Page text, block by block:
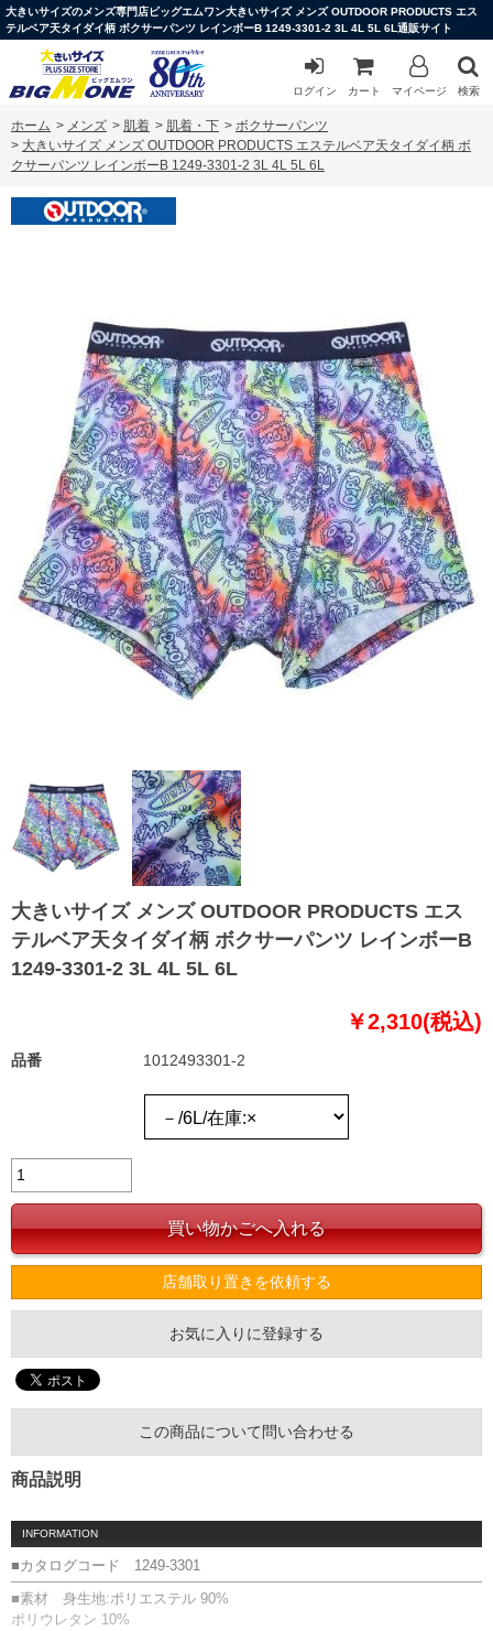
大きいサイズのメンズ専門店ビッグエムワン大きいサイズ メンズ OUTDOOR PRODUCTS エス
テルベア天タイダイ柄 ボクサーパンツ レインボーB 1249-3301-2 3L 4L 5L 6L通販サイト
ログイン カート マイページ 検索
ホーム > メンズ > 肌着 > 肌着・下 > ボクサーパンツ
> 大きいサイズ メンズ OUTDOOR PRODUCTS エステルベア天タイダイ柄 ボ
クサーパンツ レインボーB 1249-3301-2 3L 4L 5L 6L
大きいサイズ メンズ OUTDOOR PRODUCTS エス
テルベア天タイダイ柄 ボクサーパンツ レインボーB
1249-3301-2 3L 4L 5L 6L
￥2,310(税込)
品番 1012493301-2
店舗取り置きを依頼する
お気に入りに登録する
この商品について問い合わせる
商品説明
INFORMATION
■カタログコード 1249-3301
■素材 身生地:ポリエステル 90%
ポリウレタン 10%